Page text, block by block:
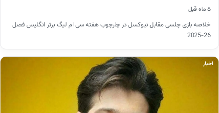
۵ ماه قبل
خلاصه بازی چلسی مقابل نیوکسل در چارچوب هفته سی ام لیگ برتر انگلیس فصل
26-2025
اخبار